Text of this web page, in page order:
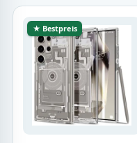
★ Bestpreis